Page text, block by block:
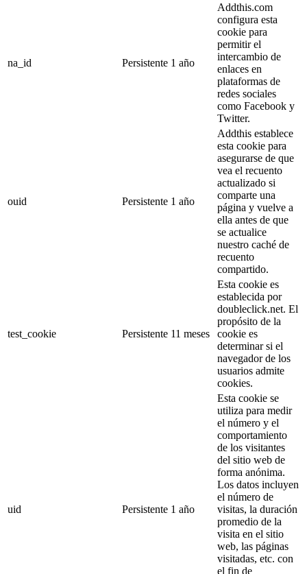
na_id Persistente 1 año
Addthis.com
configura esta
cookie para
permitir el
intercambio de
enlaces en
plataformas de
redes sociales
como Facebook y
Twitter.
ouid Persistente 1 año
Addthis establece
esta cookie para
asegurarse de que
vea el recuento
actualizado si
comparte una
página y vuelve a
ella antes de que
se actualice
nuestro caché de
recuento
compartido.
test_cookie Persistente 11 meses
Esta cookie es
establecida por
doubleclick.net. El
propósito de la
cookie es
determinar si el
navegador de los
usuarios admite
cookies.
uid Persistente 1 año
Esta cookie se
utiliza para medir
el número y el
comportamiento
de los visitantes
del sitio web de
forma anónima.
Los datos incluyen
el número de
visitas, la duración
promedio de la
visita en el sitio
web, las páginas
visitadas, etc. con
el fin de